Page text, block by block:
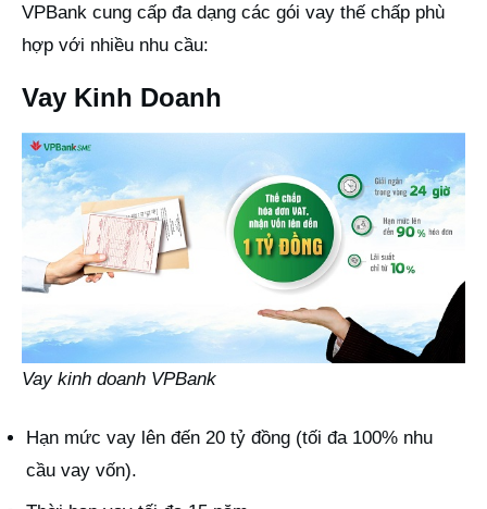
VPBank cung cấp đa dạng các gói vay thế chấp phù
hợp với nhiều nhu cầu:
Vay Kinh Doanh
Vay kinh doanh VPBank
Hạn mức vay lên đến 20 tỷ đồng (tối đa 100% nhu
cầu vay vốn).